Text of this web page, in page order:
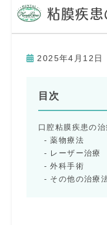
粘膜疾
2025年4月12日
目次
口腔粘膜疾患の
薬物療法
レーザー治療
外科手術
その他の治療